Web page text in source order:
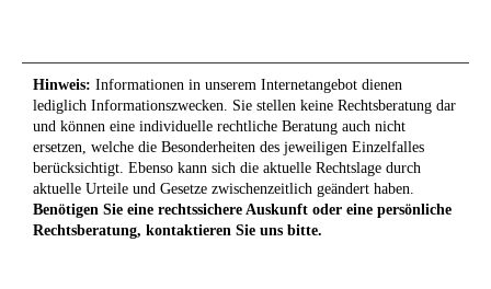
Hinweis: Informationen in unserem Internetangebot dienen
lediglich Informationszwecken. Sie stellen keine Rechtsberatung dar
und können eine individuelle rechtliche Beratung auch nicht
ersetzen, welche die Besonderheiten des jeweiligen Einzelfalles
berücksichtigt. Ebenso kann sich die aktuelle Rechtslage durch
aktuelle Urteile und Gesetze zwischenzeitlich geändert haben.
Benötigen Sie eine rechtssichere Auskunft oder eine persönliche
Rechtsberatung, kontaktieren Sie uns bitte.